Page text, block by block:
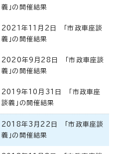
義」の開催結果
2021年11月2日 「市政車座談
義」の開催結果
2020年9月28日 「市政車座談
義」の開催結果
2019年10月31日 「市政車座
談義」の開催結果
2018年3月22日 「市政車座談
義」の開催結果